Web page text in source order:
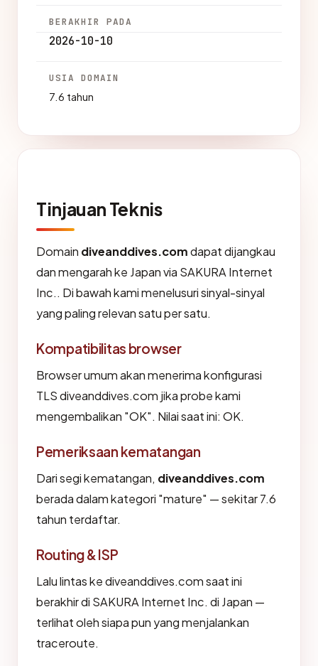
BERAKHIR PADA
2026-10-10
USIA DOMAIN
7.6 tahun
Tinjauan Teknis
Domain diveanddives.comdapat dijangkau
dan mengarah ke Japan via SAKURA Internet
Inc.. Di bawah kami menelusuri sinyal-sinyal
yang paling relevan satu per satu.
Kompatibilitas browser
Browser umum akan menerima konfigurasi
TLS diveanddives.com jika probe kami
mengembalikan "OK". Nilai saat ini: OK.
Pemeriksaan kematangan
Dari segi kematangan, diveanddives.com
berada dalam kategori "mature" — sekitar 7.6
tahun terdaftar.
Routing & ISP
Lalu lintas ke diveanddives.com saat ini
berakhir di SAKURA Internet Inc. di Japan —
terlihat oleh siapa pun yang menjalankan
traceroute.